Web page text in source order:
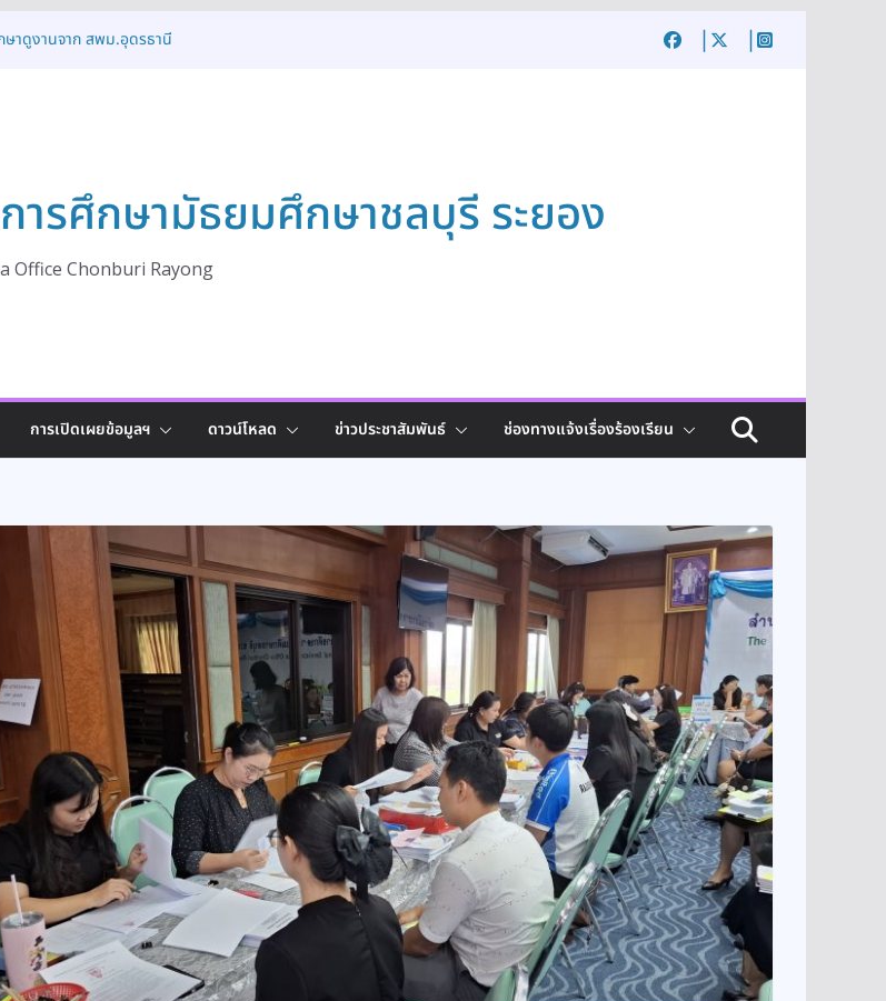
าดูงานจาก สพม.อุดรธานี
ส่งเสริมและพัฒนาระบบการ
ารศึกษามัธยมศึกษาชลบุรี ระยอง
Office Chonburi Rayong
การเปิดเผยข้อมูลฯ ดาวน์โหลด ข่าวประชาสัมพันธ์ ช่องทางแจ้งเรื่องร้องเรียน